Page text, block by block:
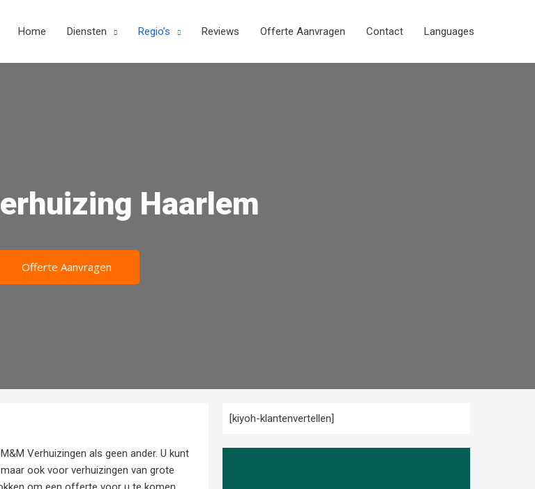
Home Diensten Regio’s Reviews Offerte Aanvragen Contact Languages
Haarlem
Offerte Aanvragen
Verhuizingen als geen ander. U kunt
ook voor verhuizingen van grote
[kiyoh-klantenvertellen]